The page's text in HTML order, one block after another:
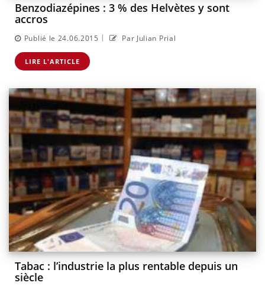
Benzodiazépines : 3 % des Helvètes y sont
accros
Publié le 24.06.2015 | Par Julian Prial
LIRE L'ARTICLE
Tabac : l’industrie la plus rentable depuis un
siècle